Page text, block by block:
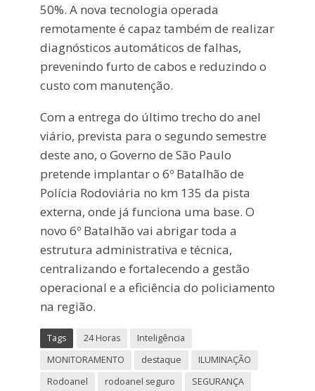
50%. A nova tecnologia operada
remotamente é capaz também de realizar
diagnósticos automáticos de falhas,
prevenindo furto de cabos e reduzindo o
custo com manutenção.
Com a entrega do último trecho do anel
viário, prevista para o segundo semestre
deste ano, o Governo de São Paulo
pretende implantar o 6º Batalhão de
Polícia Rodoviária no km 135 da pista
externa, onde já funciona uma base. O
novo 6º Batalhão vai abrigar toda a
estrutura administrativa e técnica,
centralizando e fortalecendo a gestão
operacional e a eficiência do policiamento
na região.
Tags 24 Horas
Inteligência
MONITORAMENTO
destaque
ILUMINAÇÃO
Rodoanel
rodoanel seguro SEGURANÇA